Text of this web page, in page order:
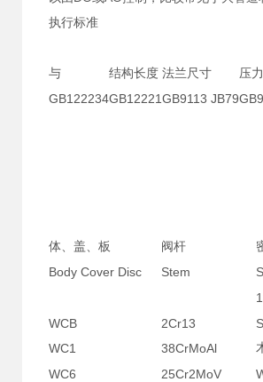
执行标准
与 结构长度 法兰尺寸 压力
GB122234GB12221GB9113 JB79
体、盖、板 阀杆
Body Cover Disc Stem
WCB 2Cr13
WC1 38CrMoAl
WC6
25Cr2MoV